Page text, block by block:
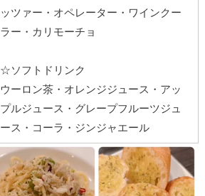
ッツァー・オペレーター・ワインクー
ラー・カリモーチョ
☆ソフトドリンク
ウーロン茶・オレンジジュース・アッ
プルジュース・グレープフルーツジュ
ース・コーラ・ジンジャエール